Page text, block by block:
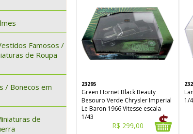
Famosos /
de Roupa
/ Bonecos em
de
23295
Green Hornet Black Beauty
Besouro Verde Chrysler Imperial
Le Baron 1966 Vitesse escala
1/43
R$ 299,00
1/